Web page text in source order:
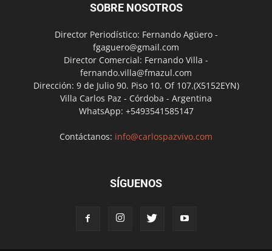
SOBRE NOSOTROS
Director Periodístico: Fernando Agüero -
fgaguero@gmail.com
Director Comercial: Fernando Villa -
fernando.villa@fmazul.com
Dirección: 9 de Julio 90. Piso 10. Of 107.(X5152EYN)
Villa Carlos Paz - Córdoba - Argentina
WhatsApp: +5493541585147
Contáctanos: info@carlospazvivo.com
SÍGUENOS